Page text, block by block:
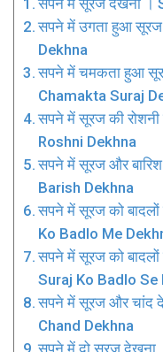
सपने में उगता हुआ
Dekhna
सपने में चमकता हुआ
Chamakta Suraj
सपने में सूरज की
Roshni Dekhna
सपने में सूरज और
Barish Dekhna
सपने में सूरज को
Ko Badlo Me
सपने में सूरज को
Suraj Ko Badlo Se
सपने में सूरज और चांद
Chand Dekhna
सपने में दो सूरज